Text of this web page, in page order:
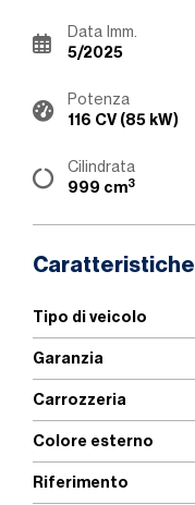
Data Imm.
5/2025
Potenza
116 CV (85 kW)
Cilindrata
999 cm3
Caratteristiche
Tipo di veicolo
Garanzia
Carrozzeria
Colore esterno
Riferimento